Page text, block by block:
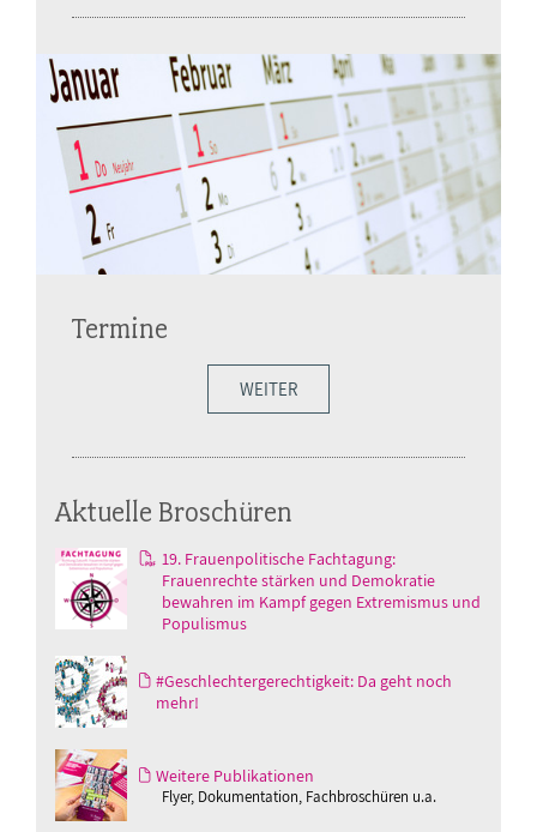
Termine
WEITER
Aktuelle Broschüren
19. Frauenpolitische Fachtagung:
Frauenrechte stärken und Demokratie
bewahren im Kampf gegen Extremismus und
Populismus
#Geschlechtergerechtigkeit: Da geht noch
mehr!
Weitere Publikationen
Flyer, Dokumentation, Fachbroschüren u.a.